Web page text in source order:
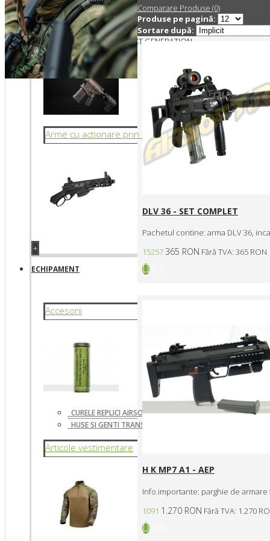
HPA
Arme cu actionare prin levier
+
ECHIPAMENT
Accesorii
CURELE REPLICI AIRSOFT
HUSE SI GENTI TRANSPORT
Articole vestimentare
THOMPSON M1A1
TM-MAC10
TOKYO MARUI MP5A4 - NEXT GENERATION
ZP-19-01
Comparare Produse (0)
Produse pe pagină:
Sortare după:
DLV 36 - SET COMPLET
Pachetul contine: arma DLV 36,
15257 365 RON Fără TVA: 365 RON
H K MP7 A1 - AEP
Info.importante: parghie de
1091 1.270 RON Fără TVA: 1.270